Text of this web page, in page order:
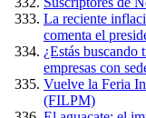
La reciente
comenta el
¿Estás buscando
empresas con
Vuelve la Feria
(FILPM)